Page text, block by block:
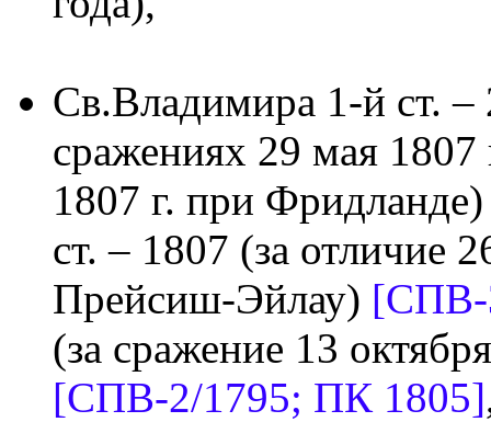
Св.Владимира 1-й ст. –
сражениях 29 мая 1807
1807 г. при
ст. – 1807 (за отличие
Прейсиш-Эйлау) [СПВ-
(за сражение 13
[СПВ-2/1795; ПК 1805]